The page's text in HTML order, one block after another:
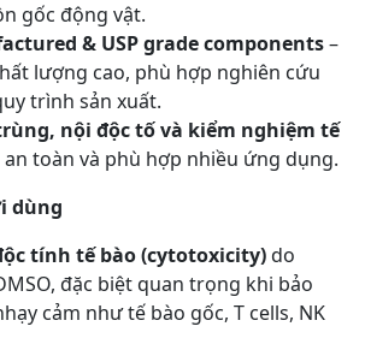
gốc động vật.
& USP grade components–
lượng cao, phù hợp nghiên cứu
trình sản xuất.
nội độc tố và kiểm nghiệm tế
toàn và phù hợp nhiều ứng dụng.
dùng
tính tế bào (cytotoxicity)do
đặc biệt quan trọng khi bảo
cảm như tế bào gốc, T cells, NK